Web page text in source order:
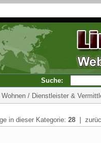
Suche:
/ Dienstleister &
in dieser Kategorie: 28 |